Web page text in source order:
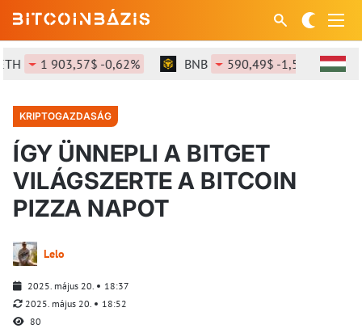
1 903,57$ -0,62% BNB 590,49$ -1,51%
KRIPTOGAZDASÁG
ÍGY ÜNNEPLI A BITGET
VILÁGSZERTE A BITCOIN
PIZZA NAPOT
Lelo
2025. május 20.
18:37
2025. május 20.
18:52
80